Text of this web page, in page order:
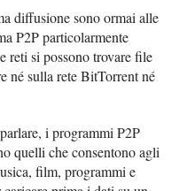
diffusione sono ormai alle
P2P particolarmente
reti si possono trovare file
né sulla rete BitTorrent né
i programmi P2P
quelli che consentono agli
film, programmi e